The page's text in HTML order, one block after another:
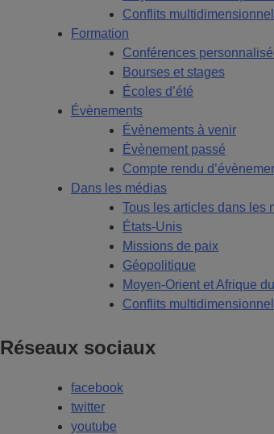
Conflits
Formation
Conférences
Bourses et stages
Écoles d’été
Évènements
Évènements à venir
Évènement passé
Compte rendu
Dans les médias
Tous les articles dans les
États-Unis
Missions de paix
Géopolitique
Moyen-Orient et Afrique
Conflits
Réseaux sociaux
facebook
twitter
youtube